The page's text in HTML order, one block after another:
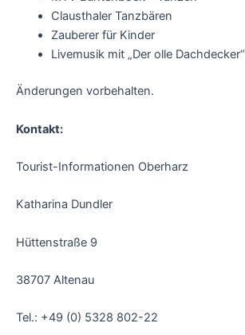
Clausthaler Tanzbären
Zauberer für Kinder
Livemusik mit „Der olle Dachdecker“
Änderungen vorbehalten.
Kontakt:
Tourist-Informationen Oberharz
Katharina Dundler
Hüttenstraße 9
38707 Altenau
Tel.: +49 (0) 5328 802-22